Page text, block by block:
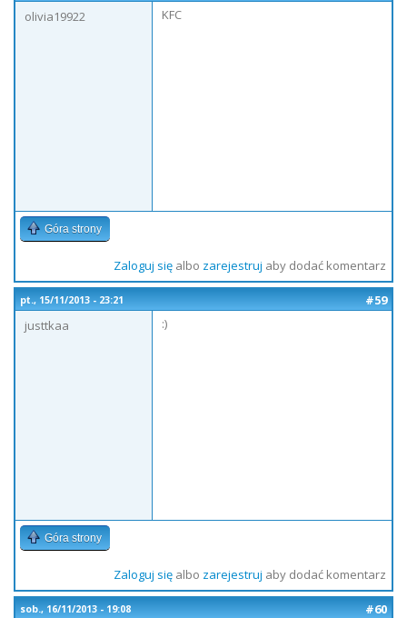
olivia19922
KFC
Góra strony
Zaloguj sięalbo zarejestruj aby dodać komentarz
pt., 15/11/2013 - 23:21
#59
justtkaa
:)
Góra strony
Zaloguj sięalbo zarejestruj aby dodać komentarz
sob., 16/11/2013 - 19:08
#60